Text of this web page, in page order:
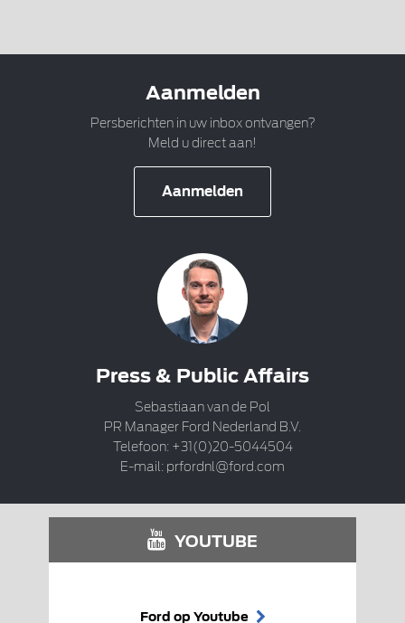
Aanmelden
Persberichten in uw inbox ontvangen?
Meld u direct aan!
Aanmelden
Press & Public Affairs
Sebastiaan van de Pol
PR Manager Ford Nederland B.V.
Telefoon: +31(0)20-5044504
E-mail: prfordnl@ford.com
YOUTUBE
Ford op Youtube